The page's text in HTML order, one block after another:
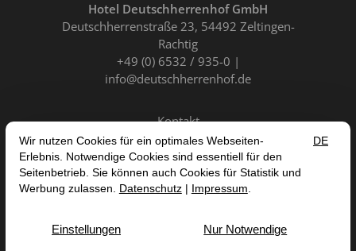
Hotel Deutschherrenhof GmbH
Deutschherrenstraße 23 54492 Zeltingen-
Rachtig
+49 (0) 6532 / 935-0
info@deutschherrenhof.de
Kontakt
DE EN FR NL
VERTRAG WIDERRUFENIMPRESSUM DATENSCHUTZ
ERKLÄRUNG ZUR BARRIEREFREIHEIT